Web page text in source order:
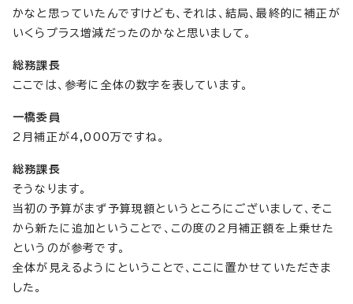
かなと思っていたんですけども、それは、結局、最終的に補正が
いくらプラス増減だったのかなと思いまして。
総務課長
ここでは、参考に全体の数字を表しています。
一橋委員
2月補正が4,000万ですね。
総務課長
そうなります。
当初の予算がまず予算現額というところにございまして、そこ
から新たに追加ということで、この度の2月補正額を上乗せた
というのが参考です。
全体が見えるようにということで、ここに置かせていただきま
した。